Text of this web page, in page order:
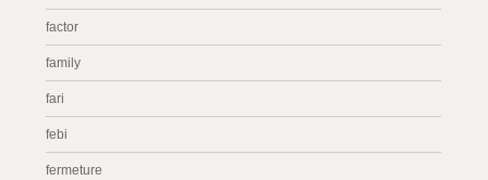
factor
family
fari
febi
fermeture